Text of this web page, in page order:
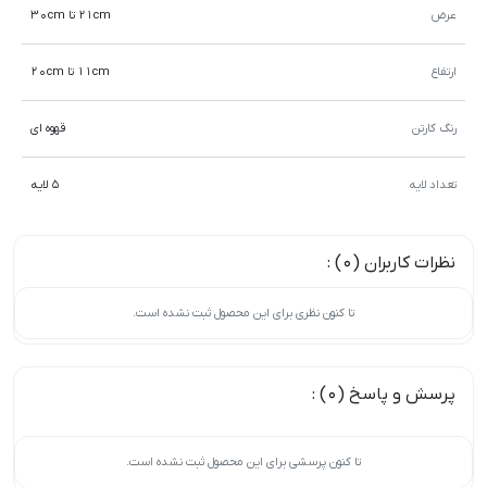
عرض 21cm تا 30cm
ارتفاع 11cm تا 20cm
رنگ کارتن قهوه ای
تعداد لایه 5 لایه
نظرات کاربران (0) :
تا کنون نظری برای این محصول ثبت نشده است.
پرسش و پاسخ (0) :
تا کنون پرسشی برای این محصول ثبت نشده است.